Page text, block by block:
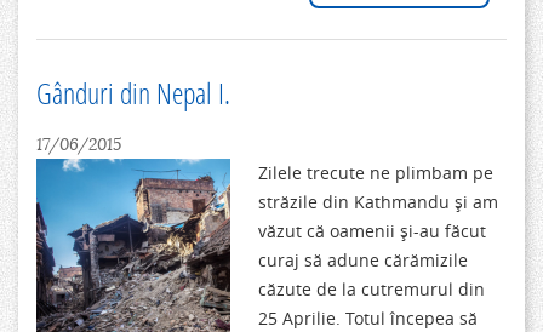
R
E
G
Gânduri din Nepal I.
17/06/2015
Zilele trecute ne plimbam pe
străzile din Kathmandu și am
văzut că oamenii și-au făcut
curaj să adune cărămizile
căzute de la cutremurul din
25 Aprilie. Totul începea să